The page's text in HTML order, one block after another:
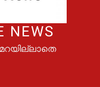
NEWS